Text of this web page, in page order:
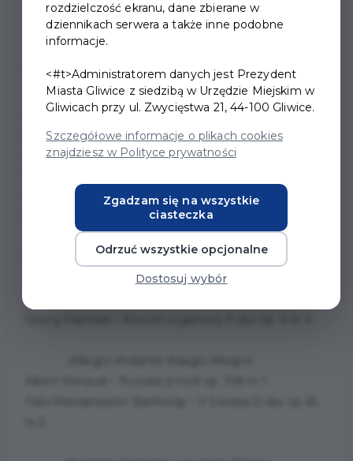
FESTIWAL ORGANOWY
IM. WOJCIECHA RÓŻAKA
W GLIWICACH
25.09.2025 godz. 19.00 Gliwice katedra św. Apostołów
Piotra i Pawła
Koncert inauguracyjny
Władysław Szymański organy
Gliwicka Orkiestra Kameralna
Program:
Georg Haendel – Koncert organowy B-dur op. 4 nr 6
rozdzielczość ekranu, dane zbierane w
dziennikach serwera a także inne podobne
informacje.
<#t>Administratorem danych jest Prezydent
Miasta Gliwice z siedzibą w Urzędzie Miejskim w
Gliwicach przy ul. Zwycięstwa 21, 44-100 Gliwice.
Szczegółowe informacje o plikach cookies
znajdziesz w Polityce prywatności
Zgadzam się na wszystkie
ciasteczka
Odrzuć wszystkie opcjonalne
Dostosuj wybór